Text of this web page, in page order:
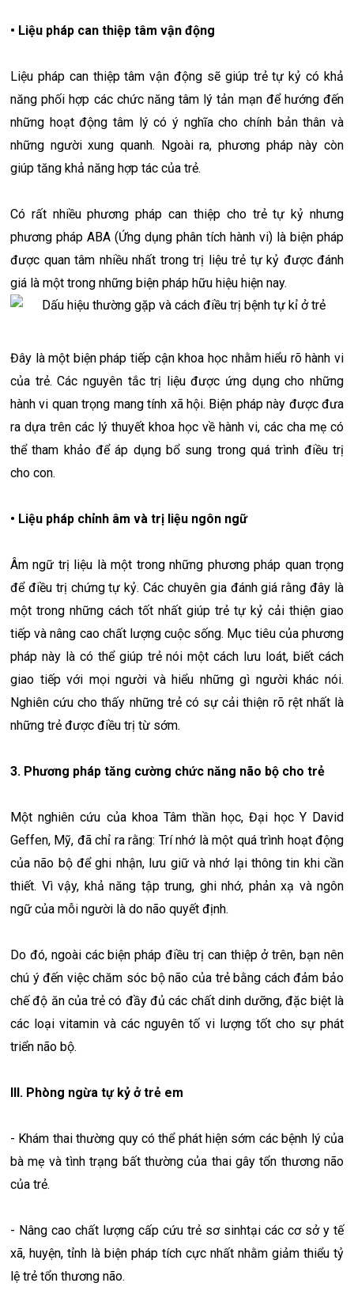
• Liệu pháp can thiệp tâm vận động
Liệu pháp can thiệp tâm vận động sẽ giúp trẻ tự kỷ có khả
năng phối hợp các chức năng tâm lý tản mạn để hướng đến
những hoạt động tâm lý có ý nghĩa cho chính bản thân và
những người xung quanh. Ngoài ra, phương pháp này còn
giúp tăng khả năng hợp tác của trẻ.
Có rất nhiều phương pháp can thiệp cho trẻ tự kỷ nhưng
phương pháp ABA (Ứng dụng phân tích hành vi) là biện pháp
được quan tâm nhiều nhất trong trị liệu trẻ tự kỷ được đánh
giá là một trong những biện pháp hữu hiệu hiện nay.
Đây là một biện pháp tiếp cận khoa học nhằm hiểu rõ hành vi
của trẻ. Các nguyên tắc trị liệu được ứng dụng cho những
hành vi quan trọng mang tính xã hội. Biện pháp này được đưa
ra dựa trên các lý thuyết khoa học về hành vi, các cha mẹ có
thể tham khảo để áp dụng bổ sung trong quá trình điều trị
cho con.
• Liệu pháp chỉnh âm và trị liệu ngôn ngữ
Âm ngữ trị liệu là một trong những phương pháp quan trọng
để điều trị chứng tự kỷ. Các chuyên gia đánh giá rằng đây là
một trong những cách tốt nhất giúp trẻ tự kỷ cải thiện giao
tiếp và nâng cao chất lượng cuộc sống. Mục tiêu của phương
pháp này là có thể giúp trẻ nói một cách lưu loát, biết cách
giao tiếp với mọi người và hiểu những gì người khác nói.
Nghiên cứu cho thấy những trẻ có sự cải thiện rõ rệt nhất là
những trẻ được điều trị từ sớm.
3. Phương pháp tăng cường chức năng não bộ cho trẻ
Một nghiên cứu của khoa Tâm thần học, Đại học Y David
Geffen, Mỹ, đã chỉ ra rằng: Trí nhớ là một quá trình hoạt động
của não bộ để ghi nhận, lưu giữ và nhớ lại thông tin khi cần
thiết. Vì vậy, khả năng tập trung, ghi nhớ, phản xạ và ngôn
ngữ của mỗi người là do não quyết định.
Do đó, ngoài các biện pháp điều trị can thiệp ở trên, bạn nên
chú ý đến việc chăm sóc bộ não của trẻ bằng cách đảm bảo
chế độ ăn của trẻ có đầy đủ các chất dinh dưỡng, đặc biệt là
các loại vitamin và các nguyên tố vi lượng tốt cho sự phát
triển não bộ.
III. Phòng ngừa tự kỷ ở trẻ em
- Khám thai thường quy có thể phát hiện sớm các bệnh lý của
bà mẹ và tình trạng bất thường của thai gây tổn thương não
của trẻ.
- Nâng cao chất lượng cấp cứu trẻ sơ sinhtại các cơ sở y tế
xã, huyện, tỉnh là biện pháp tích cực nhất nhằm giảm thiểu tỷ
lệ trẻ tổn thương não.